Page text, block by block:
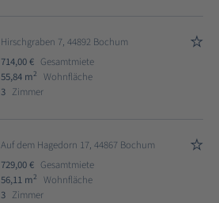
Hirschgraben 7, 44892 Bochum
714,00 € Gesamtmiete
55,84 m2
Wohnfläche
3 Zimmer
Auf dem Hagedorn 17, 44867 Bochum
729,00 € Gesamtmiete
56,11 m2
Wohnfläche
3 Zimmer